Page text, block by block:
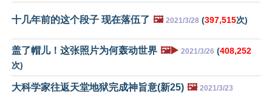
十几年前的这个段子 现在落伍了 🖼️ 2021/3/28 (397,515次)
盖了帽儿！这张照片为何轰动世界 🖼️▶️ 2021/3/26 (408,252
次)
大科学家往返天堂地狱完成神旨意(新25) 🖼️ 2021/3/23